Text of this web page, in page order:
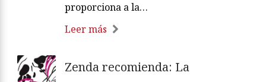
proporciona a la…
Leer más
Zenda recomienda: La